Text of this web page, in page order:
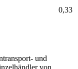
0,33
und
von